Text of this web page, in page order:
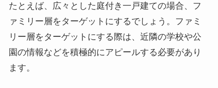
たとえば、広々とした庭付き一戸建ての場合、フ
ァミリー層をターゲットにするでしょう。ファミ
リー層をターゲットにする際は、近隣の学校や公
園の情報などを積極的にアピールする必要があり
ます。